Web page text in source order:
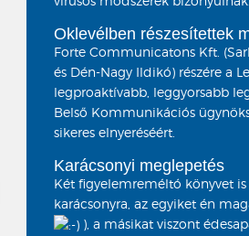
Oklevélben részesítettek
Forte Communicatons Kft.
és Dén-Nagy Ildikó) részére a
legproaktívabb, leggyorsabb
Belső Kommunikációs
sikeres elnyeréséért.
Karácsonyi meglepetés
Két figyelemreméltó könyvet
karácsonyra, az egyiket én
), a másikat viszont